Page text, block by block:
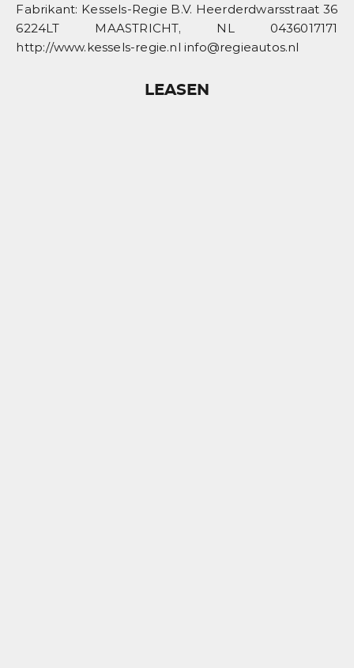
Fabrikant: Kessels-Regie B.V. Heerderdwarsstraat 36
6224LT MAASTRICHT, NL 0436017171
http://www.kessels-regie.nl info@regieautos.nl
LEASEN